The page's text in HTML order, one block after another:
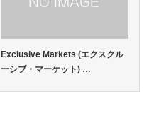
Exclusive Markets (エクスクル
ーシブ・マーケット) …